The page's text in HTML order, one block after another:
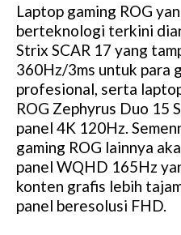
Laptop gaming ROG
berteknologi terkini
Strix SCAR 17 yang
360Hz/3ms untuk para
profesional, serta
ROG Zephyrus Duo 15
panel 4K 120Hz.
gaming ROG lainnya
panel WQHD 165Hz
konten grafis lebih
panel beresolusi FHD.